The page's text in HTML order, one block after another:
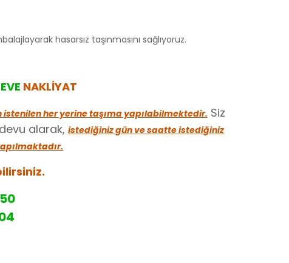
hasarsız taşınmasını sağlıyoruz.
NAKLİYAT
istenilen her yerine taşıma yapılabilmektedir. Siz
alarak,istediğiniz gün ve saatte istediğiniz